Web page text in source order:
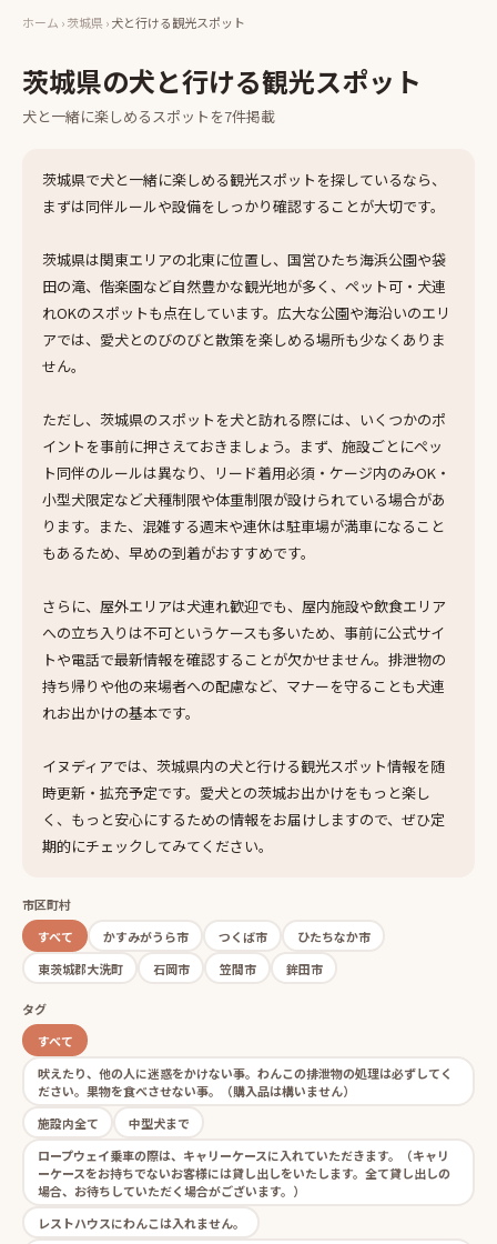
ホーム ›茨城県›犬と行ける観光スポット
茨城県の犬と行ける観光スポット
犬と一緒に楽しめるスポット を7件掲載
茨城県で犬と一緒に楽しめる観光スポットを探しているなら、
まずは同伴ルールや設備をしっかり確認することが大切です。
茨城県は関東エリアの北東に位置し、国営ひたち海浜公園や袋
田の滝、偕楽園など自然豊かな観光地が多く、ペット可・犬連
れOKのスポットも点在しています。広大な公園や海沿いのエリ
アでは、愛犬とのびのびと散策を楽しめる場所も少なくありま
せん。
ただし、茨城県のスポットを犬と訪れる際には、いくつかのポ
イントを事前に押さえておきましょう。まず、施設ごとにペッ
ト同伴のルールは異なり、リード着用必須・ケージ内のみOK・
小型犬限定など犬種制限や体重制限が設けられている場合があ
ります。また、混雑する週末や連休は駐車場が満車になること
もあるため、早めの到着がおすすめです。
さらに、屋外エリアは犬連れ歓迎でも、屋内施設や飲食エリア
への立ち入りは不可というケースも多いため、事前に公式サイ
トや電話で最新情報を確認することが欠かせません。排泄物の
持ち帰りや他の来場者への配慮など、マナーを守ることも犬連
れお出かけの基本です。
イヌディアでは、茨城県内の犬と行ける観光スポット情報を随
時更新・拡充予定です。愛犬との茨城お出かけをもっと楽し
く、もっと安心にするための情報をお届けしますので、ぜひ定
期的にチェックしてみてください。
市区町村
すべて
かすみがうら市 つくば市
ひたちなか市
東茨城郡大洗町
石岡市 笠間市 鉾田市
タグ
すべて
吠えたり、他の人に迷惑をかけない事。わんこの排泄物の処理は必ずしてく
ださい。果物を食べさせない事。（購入品は構いません）
施設内全て
中型犬まで
ロープウェイ乗車の際は、キャリーケースに入れていただきます。（キャリ
ーケースをお持ちでないお客様には貸し出しをいたします。全て貸し出しの
場合、お待ちしていただく場合がございます。）
レストハウスにわんこは入れません。